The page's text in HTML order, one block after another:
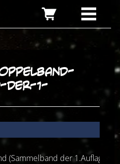
der-1-
(Sammelband der 1.Auflage)